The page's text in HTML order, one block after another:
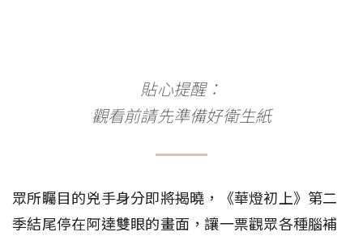
貼心提醒：
觀看前請先準備好衛生紙
眾所矚目的兇手身分即將揭曉，《華燈初上》第二
季結尾停在阿達雙眼的畫面，讓一票觀眾各種腦補